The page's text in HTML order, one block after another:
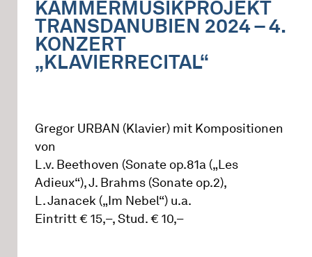
KAMMERMUSIKPROJEKT
TRANSDANUBIEN 2024 – 4.
KONZERT
„KLAVIERRECITAL“
Gregor URBAN (Klavier) mit Kompositionen
von
L.v. Beethoven (Sonate op.81a („Les
Adieux“), J. Brahms (Sonate op.2),
L. Janacek („Im Nebel“) u.a.
Eintritt € 15,–, Stud. € 10,–